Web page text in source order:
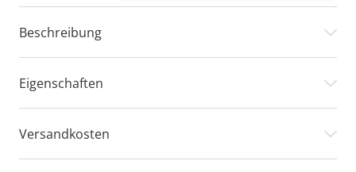
Beschreibung
Eigenschaften
Versandkosten